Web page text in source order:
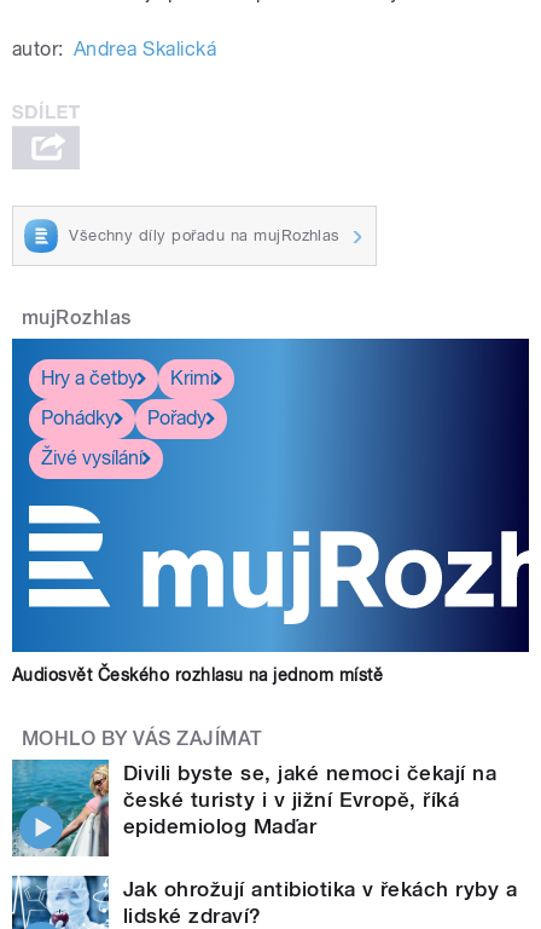
autor: Andrea Skalická
Všechny díly pořadu na mujRozhlas
mujRozhlas
Hry a četby
Krimi
Pohádky
Pořady
Živé vysílání
Audiosvět Českého rozhlasu na jednom místě
MOHLO BY VÁS ZAJÍMAT
Divili byste se, jaké nemoci čekají na
české turisty i v jižní Evropě, říká
epidemiolog Maďar
Jak ohrožují antibiotika v řekách ryby a
lidské zdraví?